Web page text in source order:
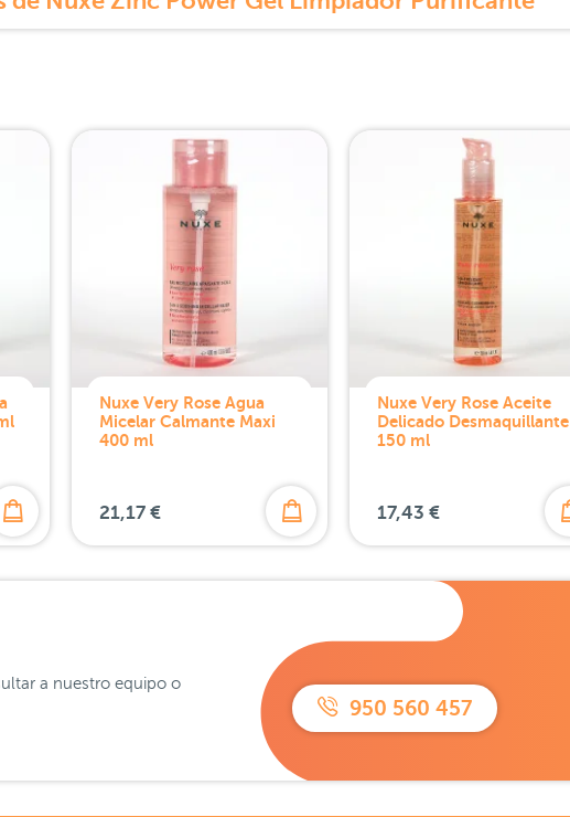
Nuxe Very Rose Agua
Micelar Calmante Maxi
400 ml
21,17 €
Nuxe Very Rose Aceite
Delicado Desmaquillante
150 ml
17,43 €
a nuestro equipo o
950 560 457